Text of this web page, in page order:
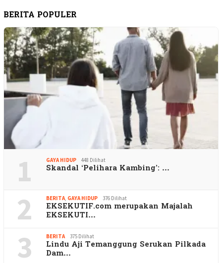
BERITA POPULER
1 GAYA HIDUP 448 Dilihat
Skandal ‘Pelihara Kambing’: …
2 BERITA, GAYA HIDUP 376 Dilihat
EKSEKUTIF.com merupakan Majalah
EKSEKUTI…
3 BERITA 375 Dilihat
Lindu Aji Temanggung Serukan Pilkada
Dam…